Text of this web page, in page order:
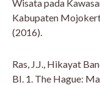
Wisata pada
Kabupaten
(2016).
Ras, J.J., Hikayat
BI. 1. The Hague: